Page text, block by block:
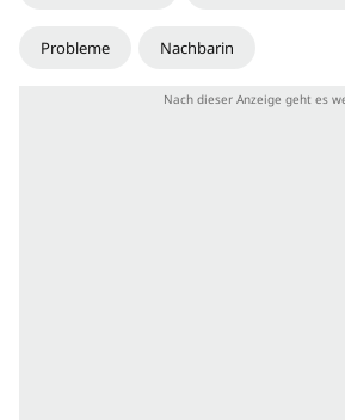
Probleme Nachbarin